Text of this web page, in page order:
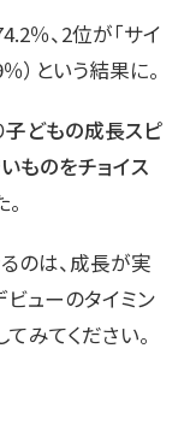
％、2位が「サイ
）という結果に。
子どもの成長スピ
ものをチョイス
のは、成長が実
ューのタイミン
みてください。